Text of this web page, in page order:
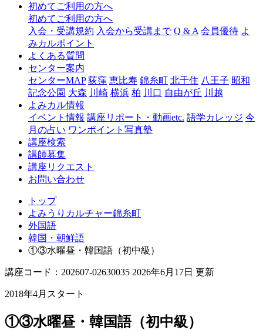
ャ
糸
初めてご利用の方へ
初めてご利用の方へ
入会・受講規約 入会から受講まで Q & A 会員優待 よ
みカルポイント
よくある質問
センター案内
センターMAP 荻窪 恵比寿 錦糸町 北千住 八王子 昭和
記念公園 大森 川崎 横浜 柏 川口 自由が丘 川越
よみカル情報
イベント情報 講座リポート・動画etc. 語学カレッジ 今
月の占い ワンポイント写真塾
講座検索
講師募集
講座リクエスト
お問い合わせ
トップ
よみうりカルチャー錦糸町
外国語
韓国・朝鮮語
①③水曜昼・韓国語（初中級）
講座コード：202607-02630035 2026年6月17日 更新
2018年4月スタート
①③水曜昼・韓国語（初中級）